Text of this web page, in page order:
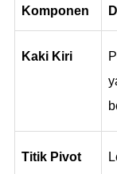
Komponen
Kaki Kiri
Titik Pivot